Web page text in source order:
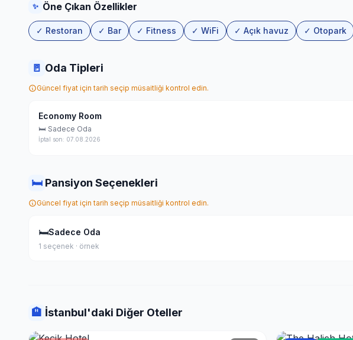
✨ Öne Çıkan Özellikler
✓ Restoran ✓ Bar ✓ Fitness ✓ WiFi ✓ Açık havuz ✓ Otopark
🚪 Oda Tipleri
Güncel fiyat için tarih seçip müsaitliği kontrol edin.
Economy Room
🛏 Sadece Oda
İptal son: 07.08.2026
🛏 Pansiyon Seçenekleri
Güncel fiyat için tarih seçip müsaitliği kontrol edin.
🛏Sadece Oda
1 seçenek · örnek
🏨 İstanbul'daki Diğer Oteller